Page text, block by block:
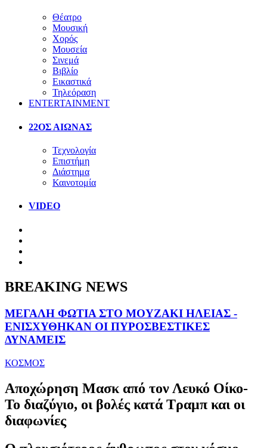
Θέατρο
Μουσική
Χορός
Μουσεία
Σινεμά
Βιβλίο
Εικαστικά
Τηλεόραση
ENTERTAINMENT
22ΟΣ ΑΙΩΝΑΣ
Τεχνολογία
Επιστήμη
Διάστημα
Καινοτομία
VIDEO
BREAKING NEWS
ΜΕΓΑΛΗ ΦΩΤΙΑ ΣΤΟ ΜΟΥΖΑΚΙ ΗΛΕΙΑΣ -
ΕΝΙΣΧΥΘΗΚΑΝ ΟΙ ΠΥΡΟΣΒΕΣΤΙΚΕΣ
ΔΥΝΑΜΕΙΣ
ΚΟΣΜΟΣ
Αποχώρηση Μασκ από τον Λευκό Οίκο-
Το διαζύγιο, οι βολές κατά Τραμπ και οι
διαφωνίες